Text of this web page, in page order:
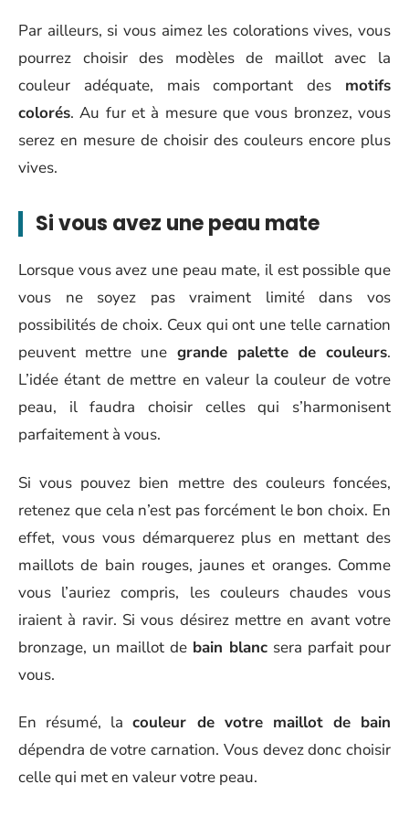
Par ailleurs, si vous aimez les colorations vives, vous
pourrez choisir des modèles de maillot avec la
couleur adéquate, mais comportant des motifs
colorés. Au fur et à mesure que vous bronzez, vous
serez en mesure de choisir des couleurs encore plus
vives.
Si vous avez une peau mate
Lorsque vous avez une peau mate, il est possible que
vous ne soyez pas vraiment limité dans vos
possibilités de choix. Ceux qui ont une telle carnation
peuvent mettre une grande palette de couleurs.
L’idée étant de mettre en valeur la couleur de votre
peau, il faudra choisir celles qui s’harmonisent
parfaitement à vous.
Si vous pouvez bien mettre des couleurs foncées,
retenez que cela n’est pas forcément le bon choix. En
effet, vous vous démarquerez plus en mettant des
maillots de bain rouges, jaunes et oranges. Comme
vous l’auriez compris, les couleurs chaudes vous
iraient à ravir. Si vous désirez mettre en avant votre
bronzage, un maillot de bain blanc sera parfait pour
vous.
En résumé, lacouleur de votre maillot de bain
dépendra de votre carnation. Vous devez donc choisir
celle qui met en valeur votre peau.